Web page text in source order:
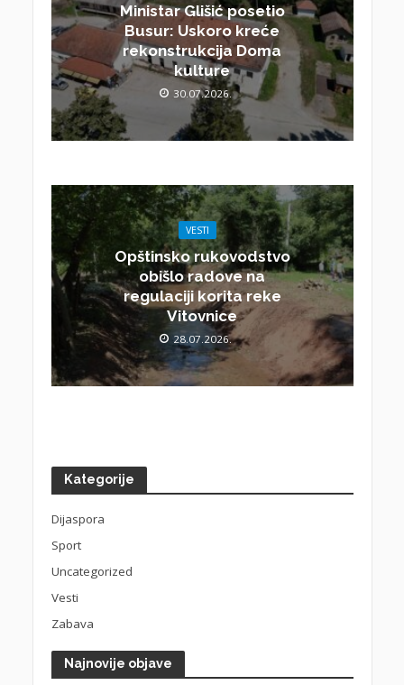
Ministar Glišić posetio
Busur: Uskoro kreće
rekonstrukcija Doma
kulture
30.07.2026.
VESTI
Opštinsko rukovodstvo
obišlo radove na
regulaciji korita reke
Vitovnice
28.07.2026.
Kategorije
Dijaspora
Sport
Uncategorized
Vesti
Zabava
Najnovije objave